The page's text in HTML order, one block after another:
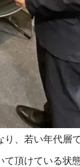
、若い年代層
て頂けている状